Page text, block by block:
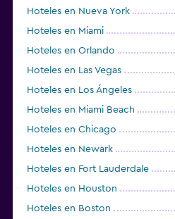
Hoteles en Nueva York
Hoteles en Miami
Hoteles en Orlando
Hoteles en Las Vegas
Hoteles en Los Ángeles
Hoteles en Miami Beach
Hoteles en Chicago
Hoteles en Newark
Hoteles en Fort Lauderdale
Hoteles en Houston
Hoteles en Boston